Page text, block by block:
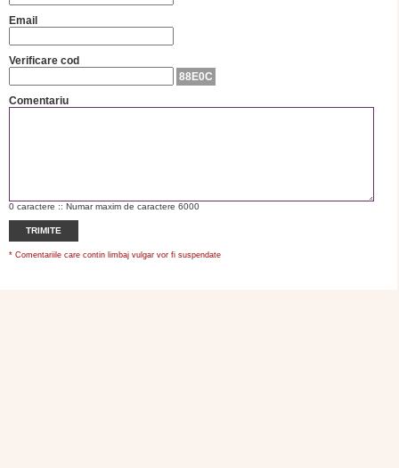
Email
Verificare cod
88E0C
Comentariu
0 caractere :: Numar maxim de caractere 6000
TRIMITE
* Comentariile care contin limbaj vulgar vor fi suspendate